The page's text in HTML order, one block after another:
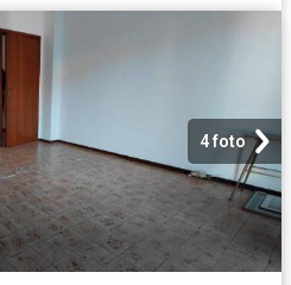
4 foto